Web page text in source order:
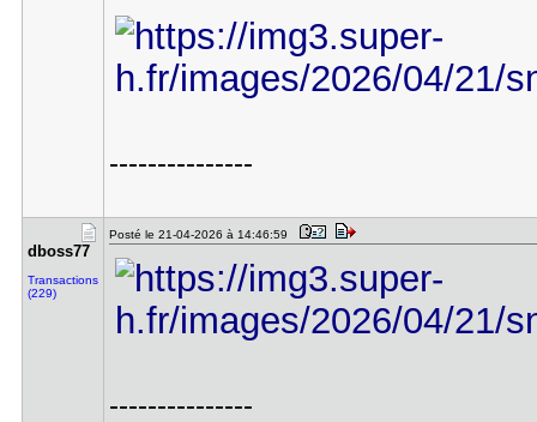
---------------
dboss77
Transactions
(229)
Posté le 21-04-2026 à 14:46:59
---------------